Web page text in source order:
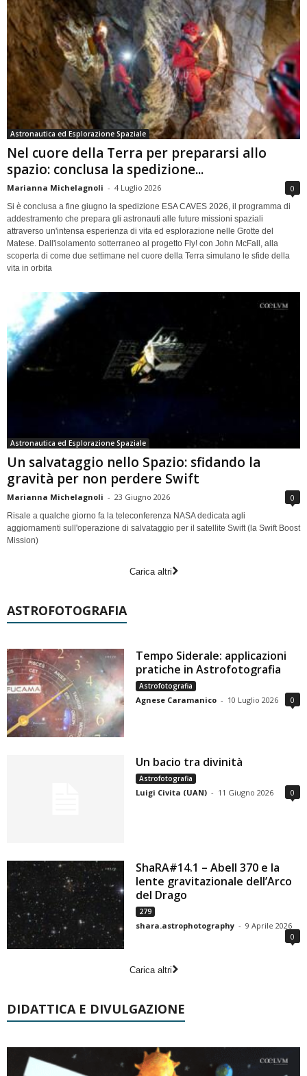
Astronautica ed Esplorazione Spaziale
Nel cuore della Terra per prepararsi allo
spazio: conclusa la spedizione...
Marianna Michelagnoli - 4 Luglio 2026 0
Si è conclusa a fine giugno la spedizione ESA CAVES 2026, il programma di
addestramento che prepara gli astronauti alle future missioni spaziali
attraverso un'intensa esperienza di vita ed esplorazione nelle Grotte del
Matese. Dall'isolamento sotterraneo al progetto Fly! con John McFall, alla
scoperta di come due settimane nel cuore della Terra simulano le sfide della
vita in orbita
Astronautica ed Esplorazione Spaziale
Un salvataggio nello Spazio: sfidando la
gravità per non perdere Swift
Marianna Michelagnoli - 23 Giugno 2026 0
Risale a qualche giorno fa la teleconferenza NASA dedicata agli
aggiornamenti sull'operazione di salvataggio per il satellite Swift (la Swift Boost
Mission)
Carica altri
ASTROFOTOGRAFIA
Tempo Siderale: applicazioni
pratiche in Astrofotografia
Astrofotografia
Agnese Caramanico - 10 Luglio 2026 0
Un bacio tra divinità
Astrofotografia
Luigi Civita (UAN) - 11 Giugno 2026 0
ShaRA#14.1 – Abell 370 e la
lente gravitazionale dell’Arco
del Drago
279
shara.astrophotography - 9 Aprile 2026
0
Carica altri
DIDATTICA E DIVULGAZIONE